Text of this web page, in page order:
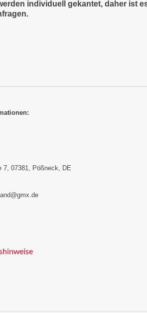
individuell gekantet, daher ist
7, 07381, Pößneck, DE